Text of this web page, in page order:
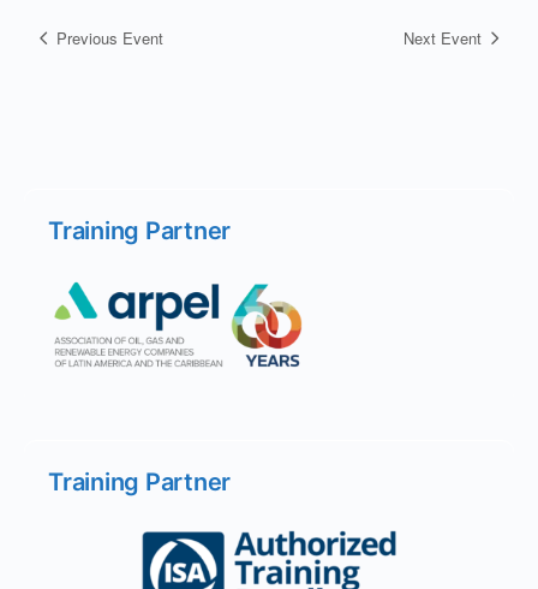
Previous Event Next Event
Training Partner
Training Partner